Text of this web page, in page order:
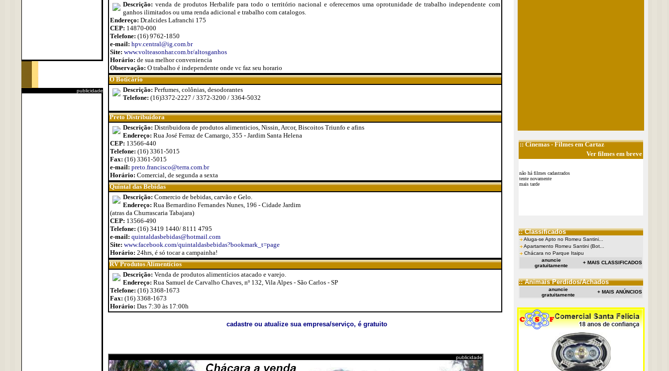
publicidade
Descrição: venda de produtos Herbalife para todo o território nacional e oferecemos uma oprotunidade de trabalho independente com
ganhos ilimitados ou uma renda adicional e trabalho com catalogos.
Endereço: Dr.alcides Lafranchi 175
CEP: 14870-000
Telefone: (16) 9762-1850
e-mail: hpv.central@ig.com.br
Site: www.volteasonhar.com.br/altosganhos
Horário: de sua melhor conveniencia
Observação: O trabalho é independente onde vc faz seu horario
O Boticário
Descrição: Perfumes, colônias, desodorantes
Telefone: (16)3372-2227 / 3372-3200 / 3364-5032
Preto Distribuidora
Descrição: Distribuidora de produtos alimenticios, Nissin, Arcor, Biscoitos Triunfo e afins
Endereço: Rua José Ferraz de Camargo, 355 - Jardim Santa Helena
CEP: 13566-440
Telefone: (16) 3361-5015
Fax: (16) 3361-5015
e-mail: preto.francisco@terra.com.br
Horário: Comercial, de segunda a sexta
Quintal das Bebidas
Descrição: Comercio de bebidas, carvão e Gelo.
Endereço: Rua Bernardino Fernandes Nunes, 196 - Cidade Jardim
(atras da Churrascaria Tabajara)
CEP: 13566-490
Telefone: (16) 3419 1440/ 8111 4795
e-mail: quintaldasbebidas@hotmail.com
Site: www.facebook.com/quintaldasbebidas?bookmark_t=page
Horário: 24hrs, é só tocar a campainha!
RV Produtos Alimentícios
Descrição: Venda de produtos alimentícios atacado e varejo.
Endereço: Rua Samuel de Carvalho Chaves, nº 132, Vila Alpes - São Carlos - SP
Telefone: (16) 3368-1673
Fax: (16) 3368-1673
Horário: Das 7:30 às 17:00h
cadastre ou atualize sua empresa/serviço, é gratuito
publicidade
::Cinemas- Filmes em Cartaz
Ver filmes em breve
não há filmes cadastrados
tente novamente
mais tarde
:: Classificados
Aluga-se Apto no Romeu Santini...
Apartamento Romeu Santini (Bot...
Chácara no Parque Itaipu
anuncie
gratuitamente
+ MAIS CLASSIFICADOS
:: Animais Perdidos/Achados
anuncie
gratuitamente
+ MAIS ANÚNCIOS